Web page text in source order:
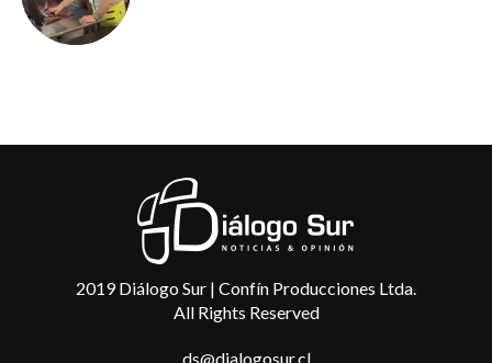
2019 Diálogo Sur | Confín Producciones Ltda.
All Rights Reserved
ds@dialogosur.cl